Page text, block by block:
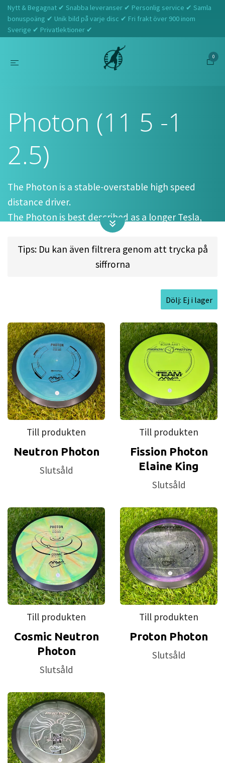
Nytt & Begagnat ✔ Snabba leveranser ✔ Personlig service ✔ Samla
bonuspoäng ✔ Unik bild på varje disc ✔ Fri frakt över 900 inom
Sverige ✔ Privatlektioner ✔
0
Photon (11 5 -1
2.5)
The Photon is a stable-overstable high speed
distance driver.
The Photon is best described as a longer Tesla,
with power throwers able to achieve some flight
extending turn, and all throwers getting a reliable
fade. The Photon is naturally headwind resistant
to emulate those extended flights of high power
Approved Date:Feb 6, 2015
Max Weight:175.1gr l Diameter:
21.1cm l
Height:1.4cm lRim Depth: 1.1cm l Rim
Thickness:2.2cm lInside Rim Diameter:16.6cm
Tips: Du kan även filtrera genom att trycka på
siffrorna
Dölj: Ej i lager
Till produkten
Neutron Photon
Slutsåld
Till produkten
Fission Photon
Elaine King
Slutsåld
Till produkten
Cosmic Neutron
Photon
Slutsåld
Till produkten
Proton Photon
Slutsåld